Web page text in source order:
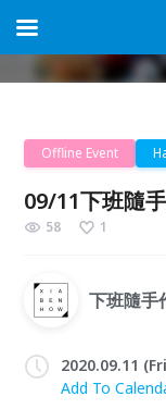
Offline Event
09/11下班隨
58 1
下班隨手
2020.09.11
Add To